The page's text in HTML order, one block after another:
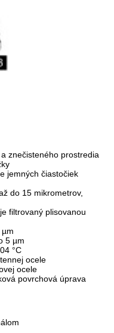
znečisteného prostredia
jemných čiastočiek
do 15 mikrometrov,
filtrovaný plisovanou
5 µm
°C
ocele
ocele
povrchová úprava